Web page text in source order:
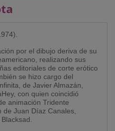
por el dibujo deriva de su
realizando sus
editoriales de corte erótico
se hizo cargo del
de Javier Almazán,
con quien coincidió
animación Tridente
Juan Díaz Canales,